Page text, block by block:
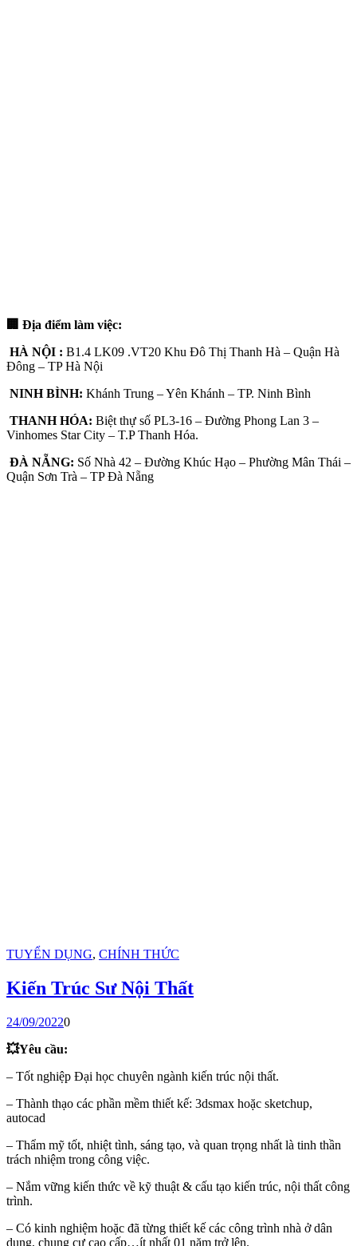
🏢 Địa điểm làm việc:
HÀ NỘI : B1.4 LK09 .VT20 Khu Đô Thị Thanh Hà – Quận Hà
Đông – TP Hà Nội
NINH BÌNH: Khánh Trung – Yên Khánh – TP. Ninh Bình
THANH HÓA: Biệt thự số PL3-16 – Đường Phong Lan 3 –
Vinhomes Star City – T.P Thanh Hóa.
ĐÀ NẴNG: Số Nhà 42 – Đường Khúc Hạo – Phường Mân Thái –
Quận Sơn Trà – TP Đà Nẵng
TUYỂN DỤNG, CHÍNH THỨC
Kiến Trúc Sư Nội Thất
24/09/20220
💥Yêu cầu:
– Tốt nghiệp Đại học chuyên ngành kiến trúc nội thất.
– Thành thạo các phần mềm thiết kế: 3dsmax hoặc sketchup,
autocad
– Thẩm mỹ tốt, nhiệt tình, sáng tạo, và quan trọng nhất là tinh thần
trách nhiệm trong công việc.
– Nắm vững kiến thức về kỹ thuật & cấu tạo kiến trúc, nội thất công
trình.
– Có kinh nghiệm hoặc đã từng thiết kế các công trình nhà ở dân
dụng, chung cư cao cấp…ít nhất 01 năm trở lên.